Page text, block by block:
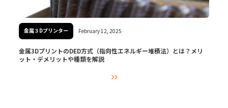
金属３Dプリンター February 12, 2025
金属3DプリントのDED方式（指向性エネルギー堆積法）とは？メリ
ット・デメリットや種類を解説
